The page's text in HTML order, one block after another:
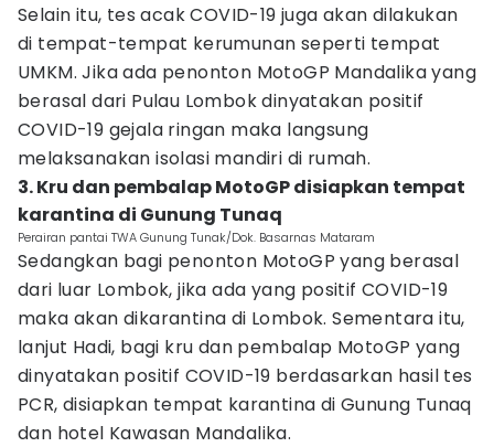
Selain itu, tes acak COVID-19 juga akan dilakukan
di tempat-tempat kerumunan seperti tempat
UMKM. Jika ada penonton MotoGP Mandalika yang
berasal dari Pulau Lombok dinyatakan positif
COVID-19 gejala ringan maka langsung
melaksanakan isolasi mandiri di rumah.
3. Kru dan pembalap MotoGP disiapkan tempat
karantina di Gunung Tunaq
Perairan pantai TWA Gunung Tunak/Dok. Basarnas Mataram
Sedangkan bagi penonton MotoGP yang berasal
dari luar Lombok, jika ada yang positif COVID-19
maka akan dikarantina di Lombok. Sementara itu,
lanjut Hadi, bagi kru dan pembalap MotoGP yang
dinyatakan positif COVID-19 berdasarkan hasil tes
PCR, disiapkan tempat karantina di Gunung Tunaq
dan hotel Kawasan Mandalika.